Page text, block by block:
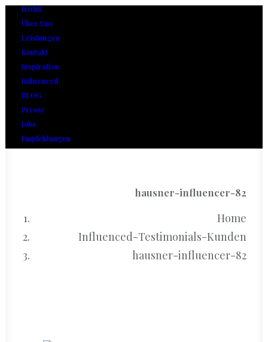
HOME
Über Uns
Leistungen
Kontakt
Inspiration
Influenced
BLOG
Presse
Jobs
Empfehlungen
hausner-influencer-82
Home
Influenced-Testimonials-Kunden
hausner-influencer-82